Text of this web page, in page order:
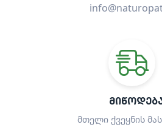
მთელი ქვეყნის